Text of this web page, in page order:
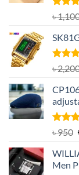
Rated
out of
৳
Rated
out of
৳
Rated
৳950
Men